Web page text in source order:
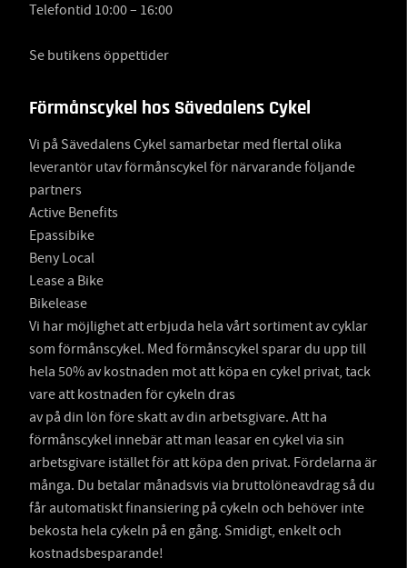
Telefontid 10:00 – 16:00
Se butikens öppettider
Förmånscykel hos Sävedalens Cykel
Vi på Sävedalens Cykel samarbetar med flertal olika
leverantör utav förmånscykel för närvarande följande
partners
Active Benefits
Epassibike
Beny Local
Lease a Bike
Bikelease
Vi har möjlighet att erbjuda hela vårt sortiment av cyklar
som förmånscykel. Med förmånscykel sparar du upp till
hela 50% av kostnaden mot att köpa en cykel privat, tack
vare att kostnaden för cykeln dras
av på din lön före skatt av din arbetsgivare. Att ha
förmånscykel innebär att man leasar en cykel via sin
arbetsgivare istället för att köpa den privat. Fördelarna är
många. Du betalar månadsvis via bruttolöneavdrag så du
får automatiskt finansiering på cykeln och behöver inte
bekosta hela cykeln på en gång. Smidigt, enkelt och
kostnadsbesparande!